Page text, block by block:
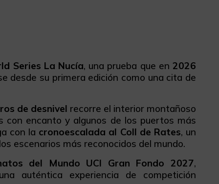
Series La Nucía, una prueba que en2026
desde su primera edición como una cita de
de desnivel recorre el interior montañoso
con encanto y algunos de los puertos más
con la cronoescalada al Coll de Rates, un
escenarios más reconocidos del mundo.
del Mundo UCI Gran Fondo 2027,
auténtica experiencia de competición